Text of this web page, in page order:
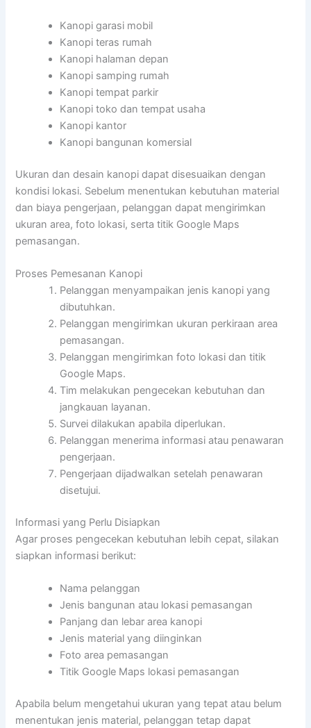
Kanopi garasi mobil
Kanopi teras rumah
Kanopi halaman depan
Kanopi samping rumah
Kanopi tempat parkir
Kanopi toko dan tempat usaha
Kanopi kantor
Kanopi bangunan komersial
Ukuran dan desain kanopi dapat disesuaikan dengan
kondisi lokasi. Sebelum menentukan kebutuhan material
dan biaya pengerjaan, pelanggan dapat mengirimkan
ukuran area, foto lokasi, serta titik Google Maps
pemasangan.
Proses Pemesanan Kanopi
Pelanggan menyampaikan jenis kanopi yang
dibutuhkan.
Pelanggan mengirimkan ukuran perkiraan area
pemasangan.
Pelanggan mengirimkan foto lokasi dan titik
Google Maps.
Tim melakukan pengecekan kebutuhan dan
jangkauan layanan.
Survei dilakukan apabila diperlukan.
Pelanggan menerima informasi atau penawaran
pengerjaan.
Pengerjaan dijadwalkan setelah penawaran
disetujui.
Informasi yang Perlu Disiapkan
Agar proses pengecekan kebutuhan lebih cepat, silakan
siapkan informasi berikut:
Nama pelanggan
Jenis bangunan atau lokasi pemasangan
Panjang dan lebar area kanopi
Jenis material yang diinginkan
Foto area pemasangan
Titik Google Maps lokasi pemasangan
Apabila belum mengetahui ukuran yang tepat atau belum
menentukan jenis material, pelanggan tetap dapat